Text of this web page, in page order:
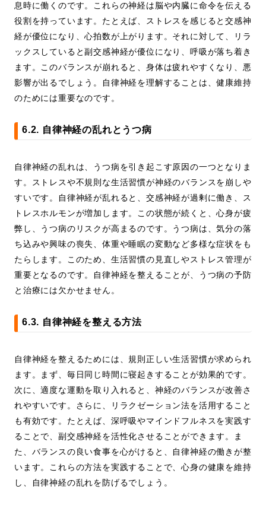
息時に働くのです。これらの神経は脳や内臓に命令を伝える
役割を持っています。たとえば、ストレスを感じると交感神
経が優位になり、心拍数が上がります。それに対して、リラ
ックスしていると副交感神経が優位になり、呼吸が落ち着き
ます。このバランスが崩れると、身体は疲れやすくなり、悪
影響が出るでしょう。自律神経を理解することは、健康維持
のためには重要なのです。
6.2. 自律神経の乱れとうつ病
自律神経の乱れは、うつ病を引き起こす原因の一つとなりま
す。ストレスや不規則な生活習慣が神経のバランスを崩しや
すいです。自律神経が乱れると、交感神経が過剰に働き、ス
トレスホルモンが増加します。この状態が続くと、心身が疲
弊し、うつ病のリスクが高まるのです。うつ病は、気分の落
ち込みや興味の喪失、体重や睡眠の変動など多様な症状をも
たらします。このため、生活習慣の見直しやストレス管理が
重要となるのです。自律神経を整えることが、うつ病の予防
と治療には欠かせません。
6.3. 自律神経を整える方法
自律神経を整えるためには、規則正しい生活習慣が求められ
ます。まず、毎日同じ時間に寝起きすることが効果的です。
次に、適度な運動を取り入れると、神経のバランスが改善さ
れやすいです。さらに、リラクゼーション法を活用すること
も有効です。たとえば、深呼吸やマインドフルネスを実践す
ることで、副交感神経を活性化させることができます。ま
た、バランスの良い食事を心がけると、自律神経の働きが整
います。これらの方法を実践することで、心身の健康を維持
し、自律神経の乱れを防げるでしょう。